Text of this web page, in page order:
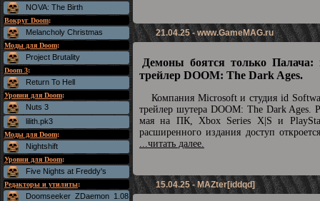
NOVA: The Birth
Вокруг Doom:
Melancholy Christmas
Моды для Doom:
Project Brutality
Doom 3:
Return To Hell
Уровни для Doom:
Nuts 3
lilith.pk3
Моды для Doom:
Nightshift
Уровни для Doom:
Five Nights at Freddy's
Редакторы и утилиты:
Doomseeker ZDaemon 1.08
21.04.25 -www.GameMAG.ru
Демоны боятся только Палача:
трейлер DOOM: The Dark Ages.
Компания Microsoft и студия id
трейлер шутера DOOM: The Dark Ages.
мая на ПК, Xbox Series X|S и
расширенного издания доступ
...читать далее.
15.04.25 - MAZter[iddqd]